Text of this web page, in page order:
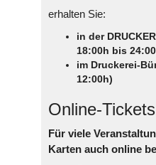
erhalten Sie:
in der
18:00h bis
im Druckerei-
12:00h)
Online-Tickets
Für viele
Karten auch online